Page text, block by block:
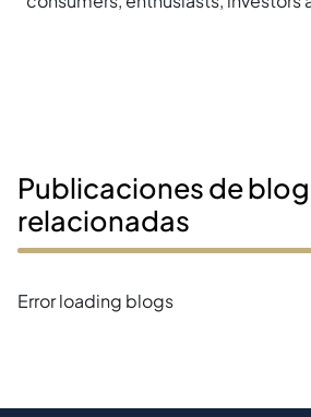
Publicaciones de blog
relacionadas
Error loading blogs